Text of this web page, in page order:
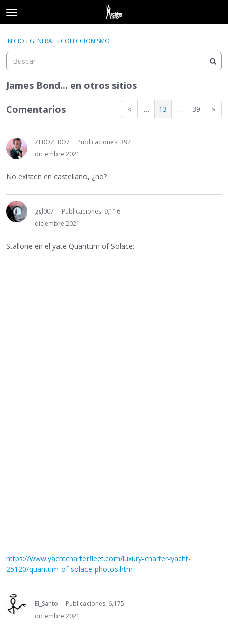
t
o
g
e
e
u
Acceder
Acceder Registrarse
INICIO › GENERAL› COLECCIONISMO
James Bond... en otros sitios
« … 13 … 39 »
Comentarios
ZEROZERO7
Publicaciones: 392
diciembre 2021
No existen en castellano, ¿no?
ggl007
Publicaciones: 9,116
diciembre 2021
Stallone en el yate Quantum of Solace:
https://www.yachtcharterfleet.com/luxury-charter-yacht-
25120/quantum-of-solace-photos.htm
El_Santo
Publicaciones: 6,175
diciembre 2021